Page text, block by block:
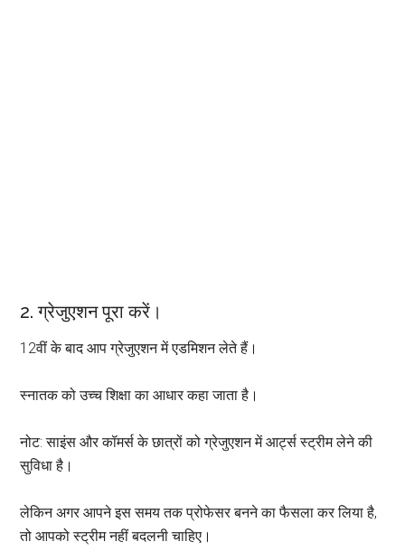
2. ग्रेजुएशन पूरा करें।
12वीं के बाद आप ग्रेजुएशन में एडमिशन लेते हैं।
स्नातक को उच्च शिक्षा का आधार कहा जाता है।
नोट: साइंस और कॉमर्स के छात्रों को ग्रेजुएशन में आर्ट्स स्ट्रीम लेने की
सुविधा है।
लेकिन अगर आपने इस समय तक प्रोफेसर बनने का फैसला कर लिया है,
तो आपको स्ट्रीम नहीं बदलनी चाहिए।